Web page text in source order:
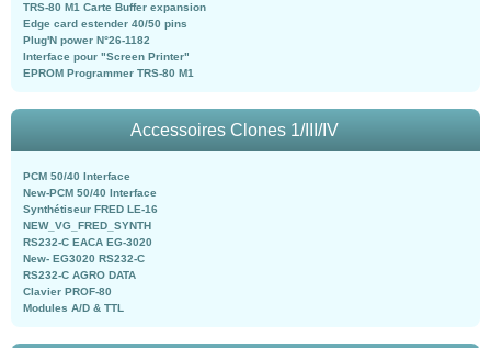
TRS-80 M1 Carte Buffer expansion
Edge card estender 40/50 pins
Plug'N power N°26-1182
Interface pour "Screen Printer"
EPROM Programmer TRS-80 M1
Accessoires Clones 1/III/IV
PCM 50/40 Interface
New-PCM 50/40 Interface
Synthétiseur FRED LE-16
NEW_VG_FRED_SYNTH
RS232-C EACA EG-3020
New- EG3020 RS232-C
RS232-C AGRO DATA
Clavier PROF-80
Modules A/D & TTL